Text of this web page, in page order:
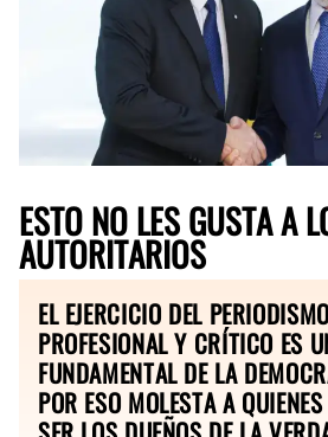
ESTO NO LES GUSTA A
AUTORITARIOS
EL EJERCICIO DEL PERIODISMO
PROFESIONAL Y CRÍTICO ES
FUNDAMENTAL DE LA
POR ESO MOLESTA A